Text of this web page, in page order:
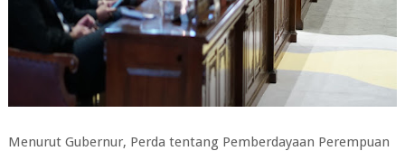
Menurut Gubernur, Perda tentang Pemberdayaan Perempuan